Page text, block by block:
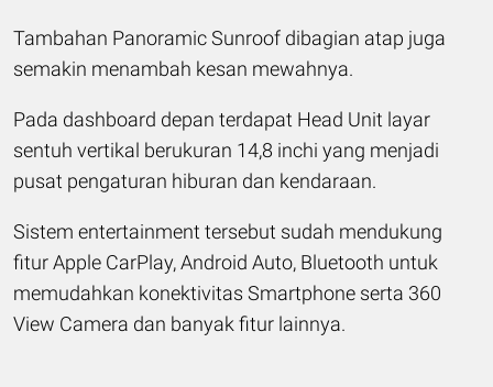
Tambahan Panoramic Sunroof dibagian atap juga
semakin menambah kesan mewahnya.
Pada dashboard depan terdapat Head Unit layar
sentuh vertikal berukuran 14,8 inchi yang menjadi
pusat pengaturan hiburan dan kendaraan.
Sistem entertainment tersebut sudah mendukung
fitur Apple CarPlay, Android Auto, Bluetooth untuk
memudahkan konektivitas Smartphone serta 360
View Camera dan banyak fitur lainnya.